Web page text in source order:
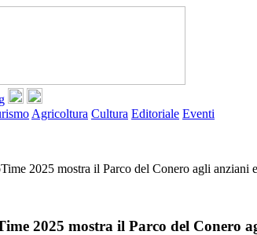
Agricoltura Cultura Editoriale Eventi
2025 mostra il Parco del Conero agli anziani
2025 mostra il Parco del Conero